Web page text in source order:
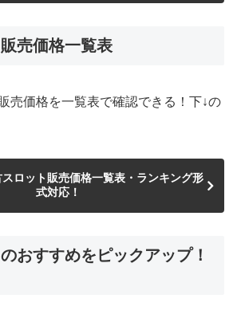
売価格一覧表
売価格を一覧表で確認できる！下↓の
スロット販売価格一覧表・ランキング形
式対応！
おすすめをピックアップ！